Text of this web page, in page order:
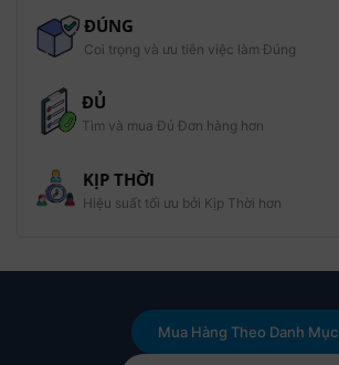
ĐÚNG
Coi trọng và ưu tiên việc làm Đúng
ĐỦ
Tìm và mua Đủ Đơn hàng hơn
KỊP THỜI
Hiệu suất tối ưu bởi Kịp Thời hơn
Mua Hàng Theo Danh Mục